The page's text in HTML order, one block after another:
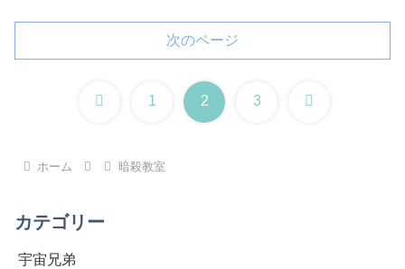
次のページ
前 1 2 3 次
ホーム 暗殺教室
カテゴリー
宇宙兄弟